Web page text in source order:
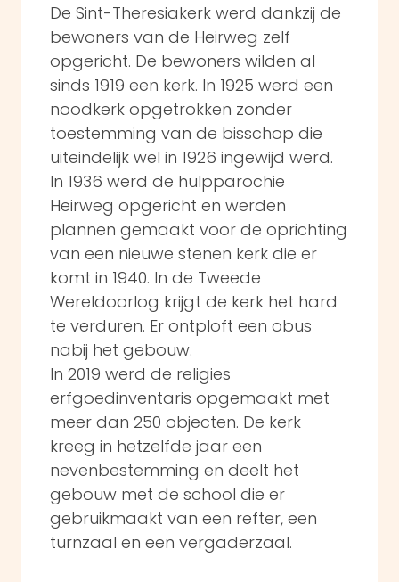
De Sint-Theresiakerk werd dankzij de
bewoners van de Heirweg zelf
opgericht. De bewoners wilden al
sinds 1919 een kerk. In 1925 werd een
noodkerk opgetrokken zonder
toestemming van de bisschop die
uiteindelijk wel in 1926 ingewijd werd.
In 1936 werd de hulpparochie
Heirweg opgericht en werden
plannen gemaakt voor de oprichting
van een nieuwe stenen kerk die er
komt in 1940. In de Tweede
Wereldoorlog krijgt de kerk het hard
te verduren. Er ontploft een obus
nabij het gebouw.
In 2019 werd de religies
erfgoedinventaris opgemaakt met
meer dan 250 objecten. De kerk
kreeg in hetzelfde jaar een
nevenbestemming en deelt het
gebouw met de school die er
gebruikmaakt van een refter, een
turnzaal en een vergaderzaal.